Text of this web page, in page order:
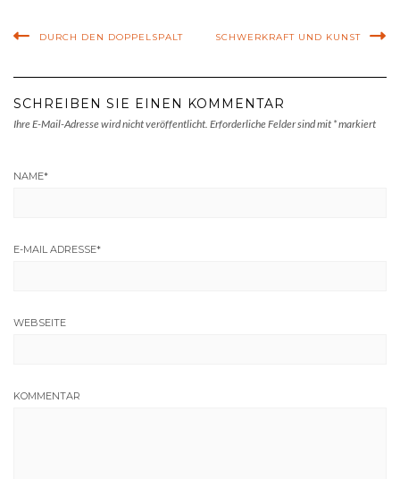
DURCH DEN DOPPELSPALT SCHWERKRAFT UND KUNST
SCHREIBEN SIE EINEN KOMMENTAR
Ihre E-Mail-Adresse wird nicht veröffentlicht. Erforderliche Felder sind mit *markiert
NAME*
E-MAIL ADRESSE*
WEBSEITE
KOMMENTAR